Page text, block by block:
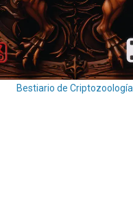
Bestiario de Criptozoología.